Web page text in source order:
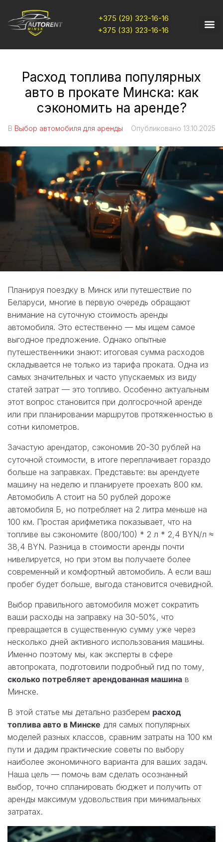
+375 (29) 323-16-16
+375 (33) 323-16-16
Расход топлива популярных
авто в прокате Минска: как
сэкономить на аренде?
В Выбор автомобиля для аренды Опубликовано 13.10.2025
Планируя поездку в Минск или путешествие по
Беларуси, многие в первую очередь обращают
внимание на суточную стоимость аренды
автомобиля. Это естественно — мы ищем самое
выгодное предложение. Однако опытные
путешественники знают: итоговая сумма расходов
складывается не только из тарифа проката. Одна из
самых значительных и часто упускаемых из виду
статей затрат — это топливо. Особенно актуальным
этот вопрос становится при долгосрочной аренде
или при планировании маршрутов протяженностью в
сотни километров.
Зачастую арендатор, сэкономив 20-30 рублей на
суточной стоимости, в итоге переплачивает гораздо
больше на заправках. Представьте: вы арендуете
машину на неделю и планируете проехать 800 км.
Автомобиль А стоит на 50 рублей дороже
автомобиля Б, но потребляет на 2 литра меньше на
100 км. Простая арифметика показывает, что на
топливе вы сэкономите (800/100) * 2 л * 2,4 BYN/л ≈
38,4 BYN. Разница в стоимости аренды почти
нивелируется, но при этом вы получаете более
современный и комфортный автомобиль. А если ваш
пробег будет больше, выгода становится очевидной.
Выбор правильного автомобиля может сократить
ваши расходы на заправку на 30-50%, что
превращается в существенную сумму уже через
несколько дней активного использования машины.
Именно поэтому мы, как эксперты в сфере
автопроката, подготовили подробный гид по тому,
сколько потребляет арендованная машина в
Минске.
В этой статье мы детально разберем расход
топлива авто в Минске для самых популярных
моделей разных классов, сравним затраты на 100 км
пути и дадим практические советы по выбору
наиболее экономичного варианта для ваших задач.
Наша цель — помочь вам сделать осознанный
выбор, точно спланировать бюджет и получить от
аренды максимум удовольствия при минимальных
затратах.